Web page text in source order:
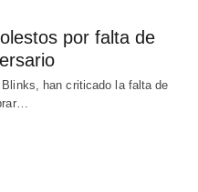
por falta de
han criticado la falta de